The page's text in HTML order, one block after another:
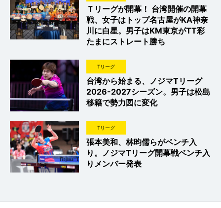
Ｔリーグが開幕！ 台湾開催の開幕
戦、女子はトップ名古屋がKA神奈
川に白星。男子はKM東京がTT彩
たまにストレート勝ち
Tリーグ
台湾から始まる、ノジマTリーグ
2026-2027シーズン。男子は松島
移籍で勢力図に変化
Tリーグ
張本美和、林昀儒らがベンチ入
り。ノジマTリーグ開幕戦ベンチ入
りメンバー発表